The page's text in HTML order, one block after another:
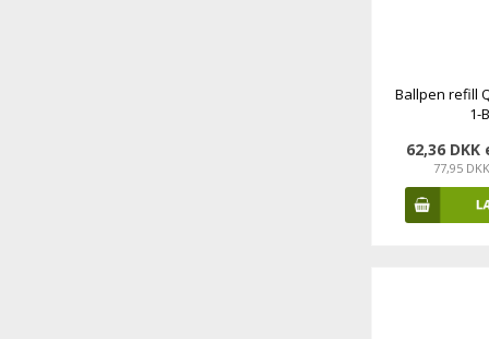
Ballpen refill
1-
62,36
77,95